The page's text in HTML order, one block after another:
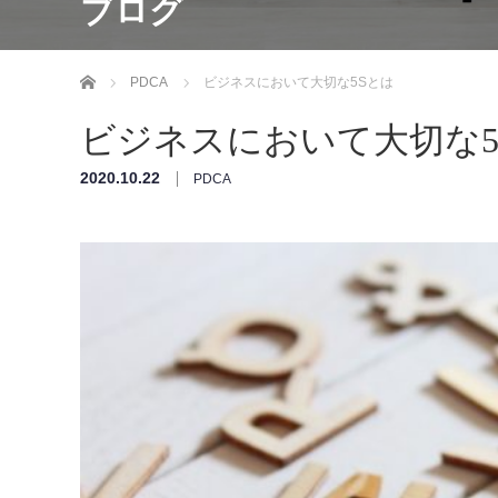
ブログ
ホーム PDCA ビジネスにおいて大切な5Sとは
ビジネスにおいて大切な
2020.10.22 PDCA